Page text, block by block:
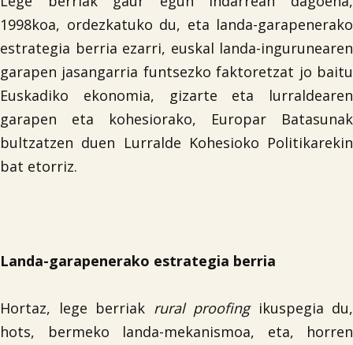
1998koa, ordezkatuko du, eta landa-garapenerako
estrategia berria ezarri, euskal landa-ingurunearen
garapen jasangarria funtsezko faktoretzat jo baitu
Euskadiko ekonomia, gizarte eta lurraldearen
garapen eta kohesiorako, Europar Batasunak
bultzatzen duen Lurralde Kohesioko Politikarekin
bat etorriz.
Landa-garapenerako estrategia berria
Hortaz, lege berriak rural proofingikuspegia du,
hots, bermeko landa-mekanismoa, eta, horren